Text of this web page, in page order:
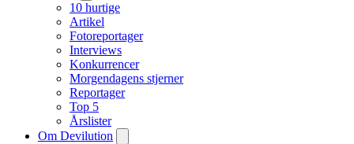
10 hurtige
Artikel
Fotoreportager
Interviews
Konkurrencer
Morgendagens stjerner
Reportager
Top 5
Årslister
Om Devilution